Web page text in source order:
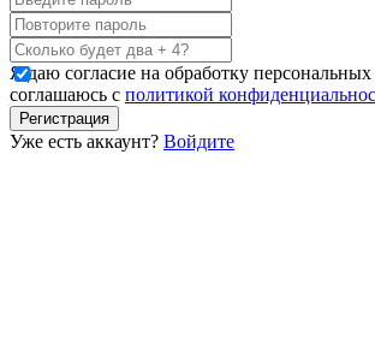
Я даю согласие на обработку
соглашаюсь с политикой
Регистрация
Уже есть аккаунт? Войдите